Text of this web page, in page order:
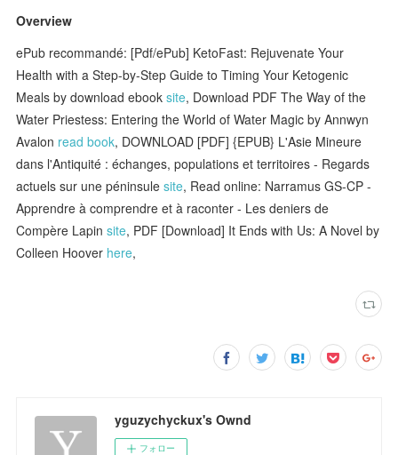
Overview
ePub recommandé: [Pdf/ePub] KetoFast: Rejuvenate Your
Health with a Step-by-Step Guide to Timing Your Ketogenic
Meals by download ebooksite, Download PDF The Way of the
Water Priestess: Entering the World of Water Magic by Annwyn
Avalon read book, DOWNLOAD [PDF] {EPUB} L'Asie Mineure
dans l'Antiquité : échanges, populations et territoires - Regards
actuels sur une péninsulesite, Read online: Narramus GS-CP -
Apprendre à comprendre et à raconter - Les deniers de
Compère Lapinsite, PDF [Download] It Ends with Us: A Novel by
Colleen Hoover here,
yguzychyckux's Ownd
フォロー